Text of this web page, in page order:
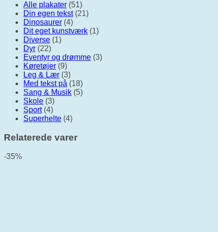
Alle plakater (51)
Din egen tekst (21)
Dinosaurer (4)
Dit eget kunstværk (1)
Diverse (1)
Dyr (22)
Eventyr og drømme (3)
Køretøjer (9)
Leg & Lær (3)
Med tekst på (18)
Sang & Musik (5)
Skole (3)
Sport (4)
Superhelte (4)
Relaterede varer
-35%